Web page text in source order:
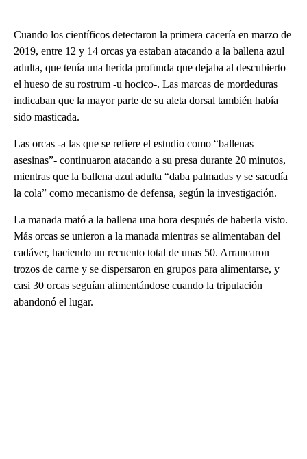
Cuando los científicos detectaron la primera cacería en marzo de
2019, entre 12 y 14 orcas ya estaban atacando a la ballena azul
adulta, que tenía una herida profunda que dejaba al descubierto
el hueso de su rostrum -u hocico-. Las marcas de mordeduras
indicaban que la mayor parte de su aleta dorsal también había
sido masticada.
Las orcas -a las que se refiere el estudio como “ballenas
asesinas”- continuaron atacando a su presa durante 20 minutos,
mientras que la ballena azul adulta “daba palmadas y se sacudía
la cola” como mecanismo de defensa, según la investigación.
La manada mató a la ballena una hora después de haberla visto.
Más orcas se unieron a la manada mientras se alimentaban del
cadáver, haciendo un recuento total de unas 50. Arrancaron
trozos de carne y se dispersaron en grupos para alimentarse, y
casi 30 orcas seguían alimentándose cuando la tripulación
abandonó el lugar.